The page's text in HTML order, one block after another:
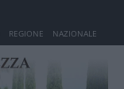
REGIONE NAZIONALE